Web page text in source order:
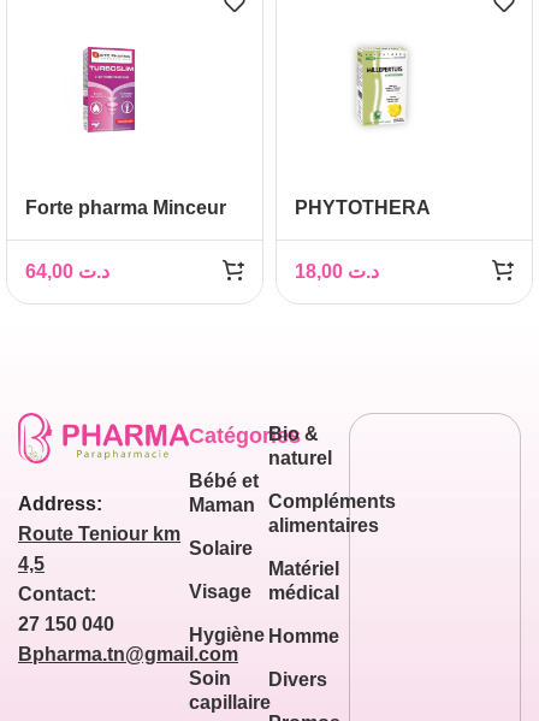
Forte pharma Minceur
د.ت
PHYTOTHERA
د.ت
Address:
Route Teniour km
4,5
Contact:
27 150 040
Bpharma.tn@gmail.com
Catégories
Bébé et
Maman
Solaire
Visage
Hygiène
Soin
capillaire
Bio &
naturel
Compléments
alimentaires
Matériel
médical
Homme
Divers